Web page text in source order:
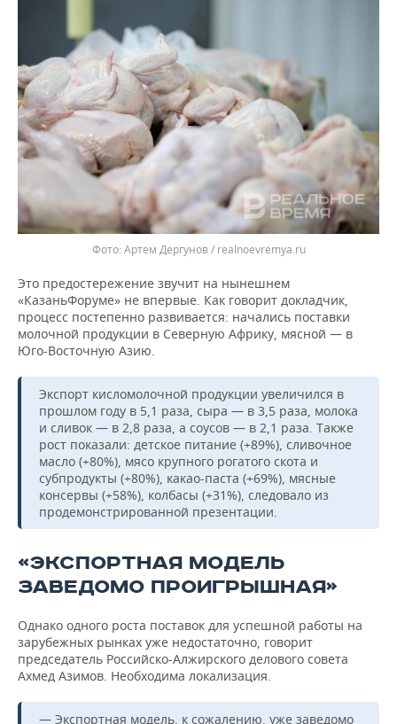
Артем Дергунов / realnoevremya.ru
Это предостережение звучит на нынешнем
«КазаньФоруме» не впервые. Как говорит докладчик,
процесс постепенно развивается: начались поставки
молочной продукции в Северную Африку, мясной — в
Юго-Восточную Азию.
Экспорт кисломолочной продукции увеличился в
прошлом году в 5,1 раза, сыра — в 3,5 раза, молока
и сливок — в 2,8 раза, а соусов — в 2,1 раза. Также
рост показали: детское питание (+89%), сливочное
масло (+80%), мясо крупного рогатого скота и
субпродукты (+80%), какао-паста (+69%), мясные
консервы (+58%), колбасы (+31%), следовало из
продемонстрированной презентации.
«ЭКСПОРТНАЯ МОДЕЛЬ
ЗАВЕДОМО ПРОИГРЫШНАЯ»
Однако одного роста поставок для успешной работы на
зарубежных рынках уже недостаточно, говорит
председатель Российско-Алжирского делового совета
Ахмед Азимов. Необходима локализация.
— Экспортная модель, к сожалению, уже заведомо